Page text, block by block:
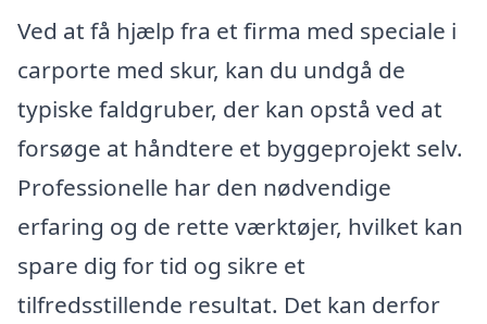
Ved at få hjælp fra et firma med speciale i
carporte med skur, kan du undgå de
typiske faldgruber, der kan opstå ved at
forsøge at håndtere et byggeprojekt selv.
Professionelle har den nødvendige
erfaring og de rette værktøjer, hvilket kan
spare dig for tid og sikre et
tilfredsstillende resultat. Det kan derfor